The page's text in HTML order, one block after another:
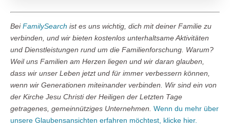
BeiFamilySearch ist es uns wichtig, dich mit deiner Familie zu
verbinden, und wir bieten kostenlos unterhaltsame Aktivitäten
und Dienstleistungen rund um die Familienforschung. Warum?
Weil uns Familien am Herzen liegen und wir daran glauben,
dass wir unser Leben jetzt und für immer verbessern können,
wenn wir Generationen miteinander verbinden. Wir sind ein von
der Kirche Jesu Christi der Heiligen der Letzten Tage
getragenes, gemeinnütziges Unternehmen. Wenn du mehr über
unsere Glaubensansichten erfahren möchtest, klicke hier.